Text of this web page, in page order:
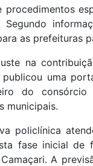
as prefeituras
na
uma
do
municipais.
policlínica
fase inicial de
A